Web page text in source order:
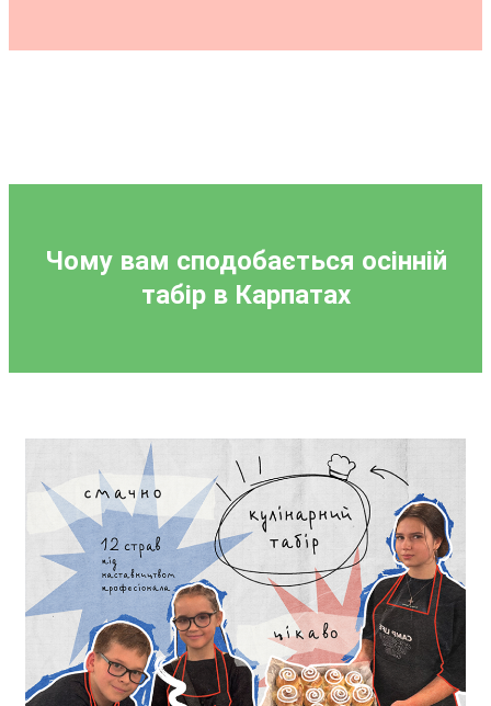
Чому вам сподобається осінній
табір в Карпатах